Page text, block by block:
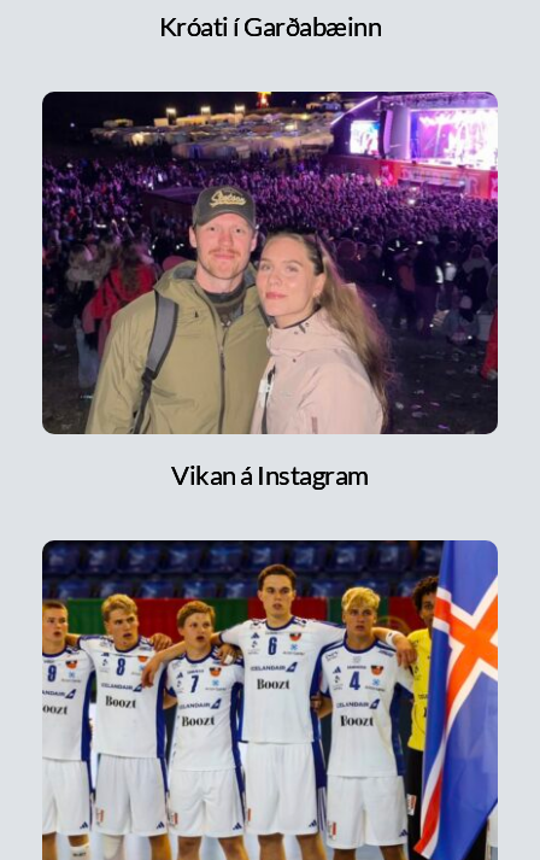
Króati í Garðabæinn
Vikan á Instagram